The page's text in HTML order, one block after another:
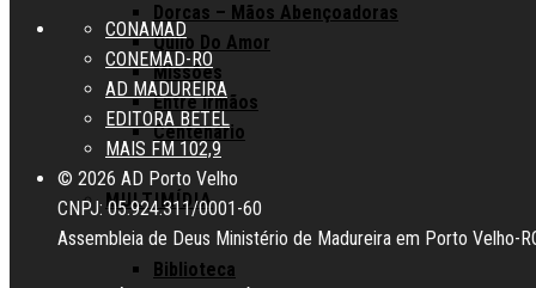
Dorcas – Mãos Abençoadoras
Quilo Do Amor
Missões
Entre Irmãos
Centenário
MULTIMÍDIA
Biblioteca
CONAMAD
CONEMAD-RO
AD MADUREIRA
EDITORA BETEL
MAIS FM 102,9
© 2026 AD Porto Velho
CNPJ: 05.924.311/0001-60
Assembleia de Deus Ministério de Madureira em Porto Velho-